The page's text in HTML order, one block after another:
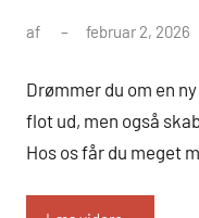
af februar 2, 2026
Drømmer du om en
flot ud, men også
Hos os får du meget